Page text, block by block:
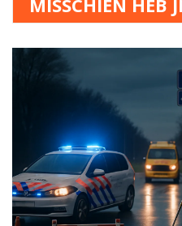
MISSCHIEN HEB